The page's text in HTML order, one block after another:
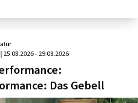
| 25.08.2026 - 29.08.2026
Das Gebell